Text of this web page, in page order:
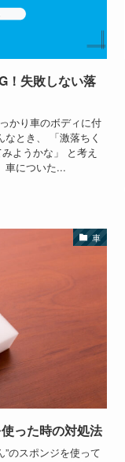
！失敗しない落
かり車のボディに付
とき、 「激落ちく
ようかな」 と考え
車についた...
車
った時の対処法
のスポンジを使って